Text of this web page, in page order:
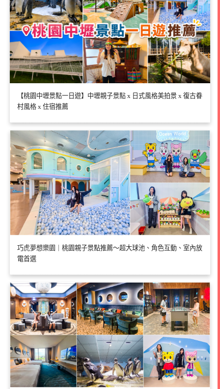
【桃園中壢景點一日遊】中壢親子景點 x 日式風格美拍景 x 復古眷
村風格 x 住宿推薦
巧虎夢想樂園｜桃園親子景點推薦～超大球池、角色互動、室內放
電首選